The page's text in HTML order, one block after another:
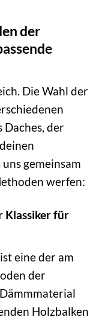
der
Die Wahl der
Daches, der
gemeinsam
werfen:
Klassiker für
eine der am
der
Holzbalken